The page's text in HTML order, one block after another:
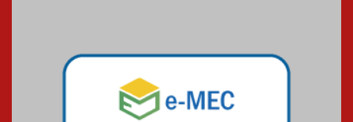
04.08.2026
Mackenzie recepciona os